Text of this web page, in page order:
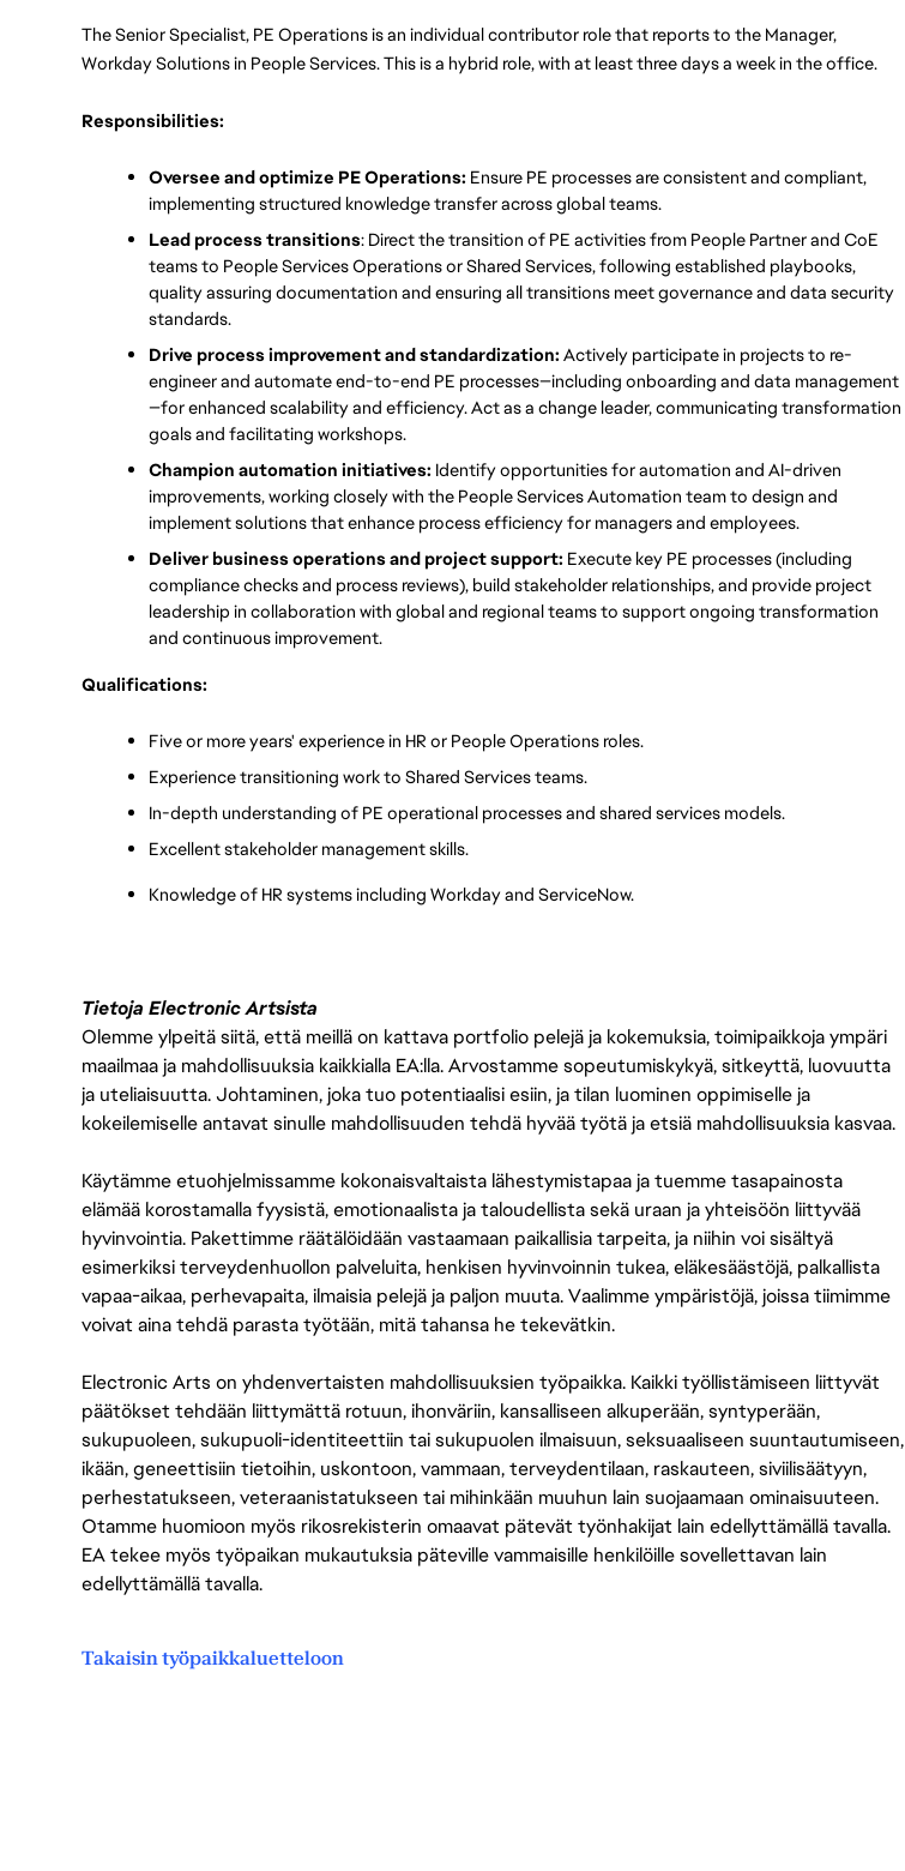
The Senior Specialist, PE Operations is an individual contributor role that reports to the Manager,
Workday Solutions in People Services. This is a hybrid role, with at least three days a week in the office.
Responsibilities:
Oversee and optimize PE Operations: Ensure PE processes are consistent and compliant,
implementing structured knowledge transfer across global teams.
Lead process transitions: Direct the transition of PE activities from People Partner and CoE
teams to People Services Operations or Shared Services, following established playbooks,
quality assuring documentation and ensuring all transitions meet governance and data security
standards.
Drive process improvement and standardization: Actively participate in projects to re-
engineer and automate end-to-end PE processes—including onboarding and data management
—for enhanced scalability and efficiency. Act as a change leader, communicating transformation
goals and facilitating workshops.
Champion automation initiatives: Identify opportunities for automation and AI-driven
improvements, working closely with the People Services Automation team to design and
implement solutions that enhance process efficiency for managers and employees.
Deliver business operations and project support: Execute key PE processes (including
compliance checks and process reviews), build stakeholder relationships, and provide project
leadership in collaboration with global and regional teams to support ongoing transformation
and continuous improvement.
Qualifications:
Five or more years' experience in HR or People Operations roles.
Experience transitioning work to Shared Services teams.
In-depth understanding of PE operational processes and shared services models.
Excellent stakeholder management skills.
Knowledge of HR systems including Workday and ServiceNow.
Tietoja Electronic Artsista
Olemme ylpeitä siitä, että meillä on kattava portfolio pelejä ja kokemuksia, toimipaikkoja ympäri
maailmaa ja mahdollisuuksia kaikkialla EA:lla. Arvostamme sopeutumiskykyä, sitkeyttä, luovuutta
ja uteliaisuutta. Johtaminen, joka tuo potentiaalisi esiin, ja tilan luominen oppimiselle ja
kokeilemiselle antavat sinulle mahdollisuuden tehdä hyvää työtä ja etsiä mahdollisuuksia kasvaa.
Käytämme etuohjelmissamme kokonaisvaltaista lähestymistapaa ja tuemme tasapainosta
elämää korostamalla fyysistä, emotionaalista ja taloudellista sekä uraan ja yhteisöön liittyvää
hyvinvointia. Pakettimme räätälöidään vastaamaan paikallisia tarpeita, ja niihin voi sisältyä
esimerkiksi terveydenhuollon palveluita, henkisen hyvinvoinnin tukea, eläkesäästöjä, palkallista
vapaa-aikaa, perhevapaita, ilmaisia pelejä ja paljon muuta. Vaalimme ympäristöjä, joissa tiimimme
voivat aina tehdä parasta työtään, mitä tahansa he tekevätkin.
Electronic Arts on yhdenvertaisten mahdollisuuksien työpaikka. Kaikki työllistämiseen liittyvät
päätökset tehdään liittymättä rotuun, ihonväriin, kansalliseen alkuperään, syntyperään,
sukupuoleen, sukupuoli-identiteettiin tai sukupuolen ilmaisuun, seksuaaliseen suuntautumiseen,
ikään, geneettisiin tietoihin, uskontoon, vammaan, terveydentilaan, raskauteen, siviilisäätyyn,
perhestatukseen, veteraanistatukseen tai mihinkään muuhun lain suojaamaan ominaisuuteen.
Otamme huomioon myös rikosrekisterin omaavat pätevät työnhakijat lain edellyttämällä tavalla.
EA tekee myös työpaikan mukautuksia päteville vammaisille henkilöille sovellettavan lain
edellyttämällä tavalla.
Takaisin työpaikkaluetteloon